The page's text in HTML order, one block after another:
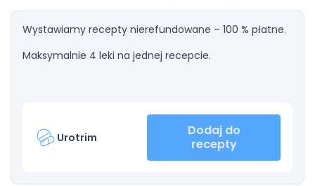
Wystawiamy recepty nierefundowane – 100 % płatne.
Maksymalnie 4 leki na jednej recepcie.
Urotrim
Dodaj do
recepty